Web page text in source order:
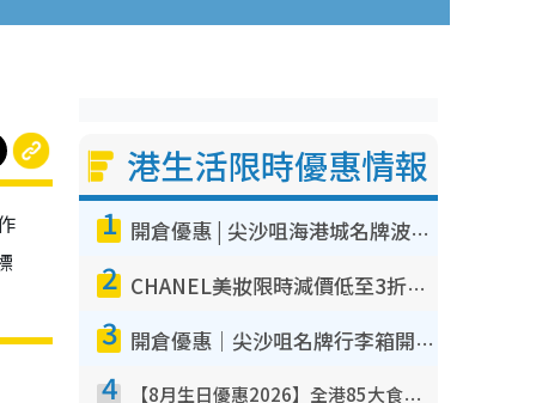
港生活限時優惠情報
1 開倉優惠 | 尖沙咀海港城名牌波鞋開倉低至1折！On鞋$899起／Joy&Peace鞋履$98起
2 CHANEL美妝限時減價低至3折！人氣粉底/唇膏/精華液低至$275！COCO香水都有平
3 開倉優惠｜尖沙咀名牌行李箱開倉低至4折！一連5日 American Tourister/ace./Hallmark $200起！
4